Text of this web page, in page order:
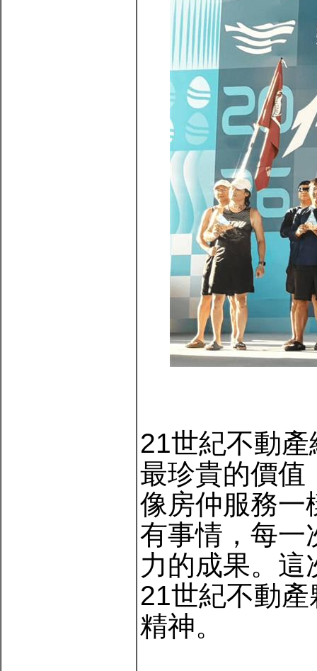
21世紀不動
最珍貴的價值
像房仲服務一
有事情，每一
力的成果。這
21世紀不動
精神。